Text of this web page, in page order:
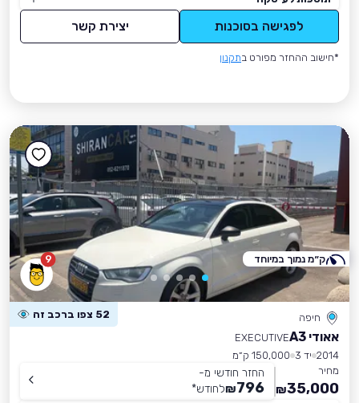
לפגישה בסוכנות יצירת קשר
*חישוב ההחזר מפורט בתקנון
9
חיפה 52 צפו ברכב זה
אאודי A3
EXECUTIVE
2014 יד 3
150,000 ק״מ
מחיר
35,000
₪
החזר חודשי מ-
796
₪לחודש*
ק״מ נמוך במיוחד